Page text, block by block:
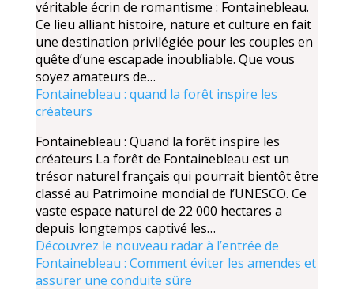
véritable écrin de romantisme : Fontainebleau.
Ce lieu alliant histoire, nature et culture en fait
une destination privilégiée pour les couples en
quête d’une escapade inoubliable. Que vous
soyez amateurs de…
Fontainebleau : quand la forêt inspire les
créateurs
Fontainebleau : Quand la forêt inspire les
créateurs La forêt de Fontainebleau est un
trésor naturel français qui pourrait bientôt être
classé au Patrimoine mondial de l’UNESCO. Ce
vaste espace naturel de 22 000 hectares a
depuis longtemps captivé les…
Découvrez le nouveau radar à l’entrée de
Fontainebleau : Comment éviter les amendes et
assurer une conduite sûre